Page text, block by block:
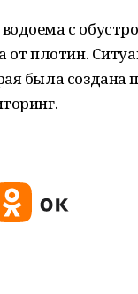
с
от плотин.
была создана